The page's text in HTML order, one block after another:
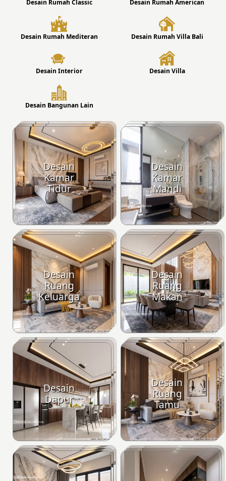
Desain Rumah Classic Desain Rumah American
Desain Rumah Mediteran Desain Rumah Villa Bali
Desain Interior Desain Villa
Desain Bangunan Lain
Desain
Kamar
Tidur
Desain
Kamar
Mandi
Desain
Ruang
Keluarga
Desain
Ruang
Makan
Desain
Dapur
Desain
Ruang
Tamu